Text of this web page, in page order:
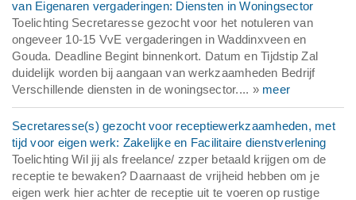
van Eigenaren vergaderingen: Diensten in Woningsector
Toelichting Secretaresse gezocht voor het notuleren van
ongeveer 10-15 VvE vergaderingen in Waddinxveen en
Gouda. Deadline Begint binnenkort. Datum en Tijdstip Zal
duidelijk worden bij aangaan van werkzaamheden Bedrijf
Verschillende diensten in de woningsector.... » meer
Secretaresse(s) gezocht voor receptiewerkzaamheden, met
tijd voor eigen werk: Zakelijke en Facilitaire dienstverlening
Toelichting Wil jij als freelance/ zzper betaald krijgen om de
receptie te bewaken? Daarnaast de vrijheid hebben om je
eigen werk hier achter de receptie uit te voeren op rustige